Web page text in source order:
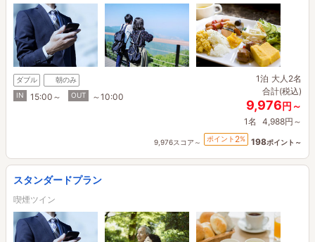
ダブル
朝のみ
IN
15:00～ OUT ～10:00
1泊 大人2名
合計(税込)
9,976円～
1名 4,988円～
9,976スコア～ ポイント 2% 198ポイント～
スタンダードプラン
喫煙ツイン